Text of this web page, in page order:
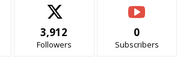
3,912
Followers
0
Subscribers